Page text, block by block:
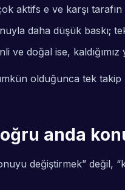
aktifs e ve karşı tarafın
daha düşük baskı;
ve doğal ise,
olduğunca tek takip
anda
değiştirmek” değil,